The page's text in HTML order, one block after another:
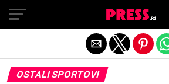
OSTALI SPORTOVI
Exit mobile version